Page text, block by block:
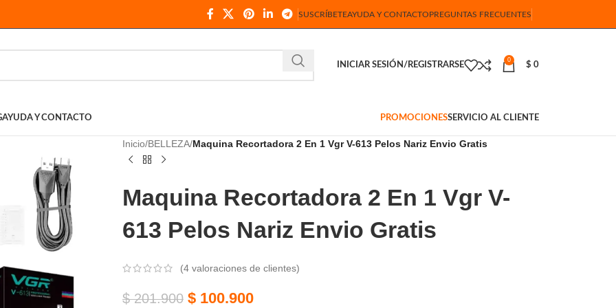
SUSCRÍBETEAYUDA Y CONTACTOPREGUNTAS FRECUENTES
INICIAR SESIÓN/REGISTRARSE
0
$ 0
AYUDA Y CONTACTO PROMOCIONESSERVICIO AL CLIENTE
Inicio BELLEZA Maquina Recortadora 2 En 1 Vgr V-613 Pelos Nariz Envio Gratis
Maquina Recortadora 2 En 1 Vgr V-
613 Pelos Nariz Envio Gratis
(4valoraciones de clientes)
$201.900 $100.900